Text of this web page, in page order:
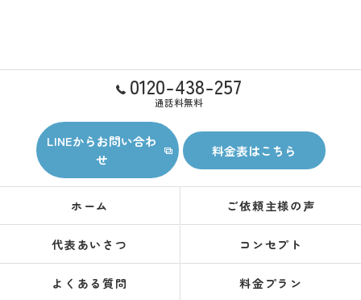
0120-438-257
通話料無料
LINEからお問い合わ
せ
料金表はこちら
ホーム ご依頼主様の声
代表あいさつ コンセプト
よくある質問 料金プラン